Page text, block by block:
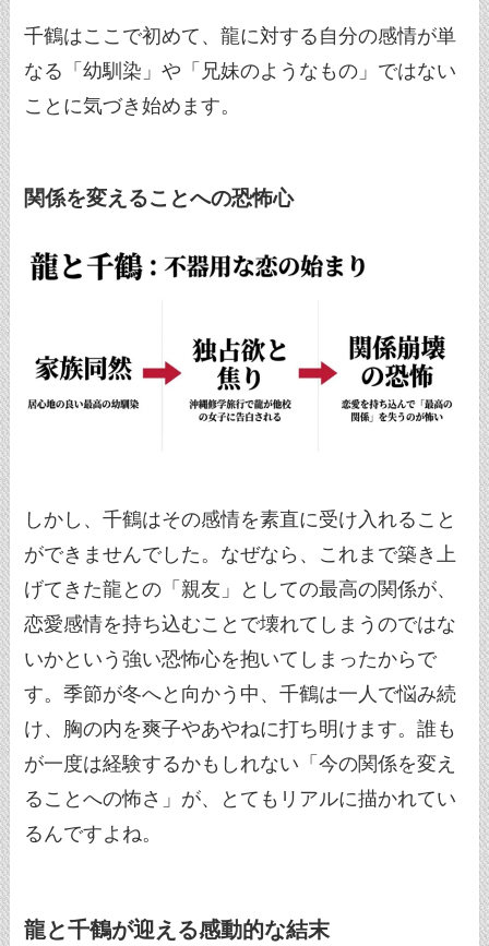
千鶴はここで初めて、龍に対する自分の感情が単
なる「幼馴染」や「兄妹のようなもの」ではない
ことに気づき始めます。
関係を変えることへの恐怖心
しかし、千鶴はその感情を素直に受け入れること
ができませんでした。なぜなら、これまで築き上
げてきた龍との「親友」としての最高の関係が、
恋愛感情を持ち込むことで壊れてしまうのではな
いかという強い恐怖心を抱いてしまったからで
す。季節が冬へと向かう中、千鶴は一人で悩み続
け、胸の内を爽子やあやねに打ち明けます。誰も
が一度は経験するかもしれない「今の関係を変え
ることへの怖さ」が、とてもリアルに描かれてい
るんですよね。
龍と千鶴が迎える感動的な結末